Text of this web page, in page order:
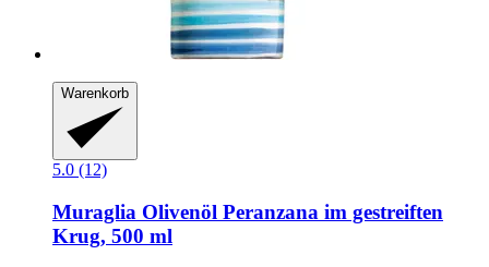
Warenkorb
5.0 (12)
Muraglia Olivenöl Peranzana im gestreiften
Krug, 500 ml